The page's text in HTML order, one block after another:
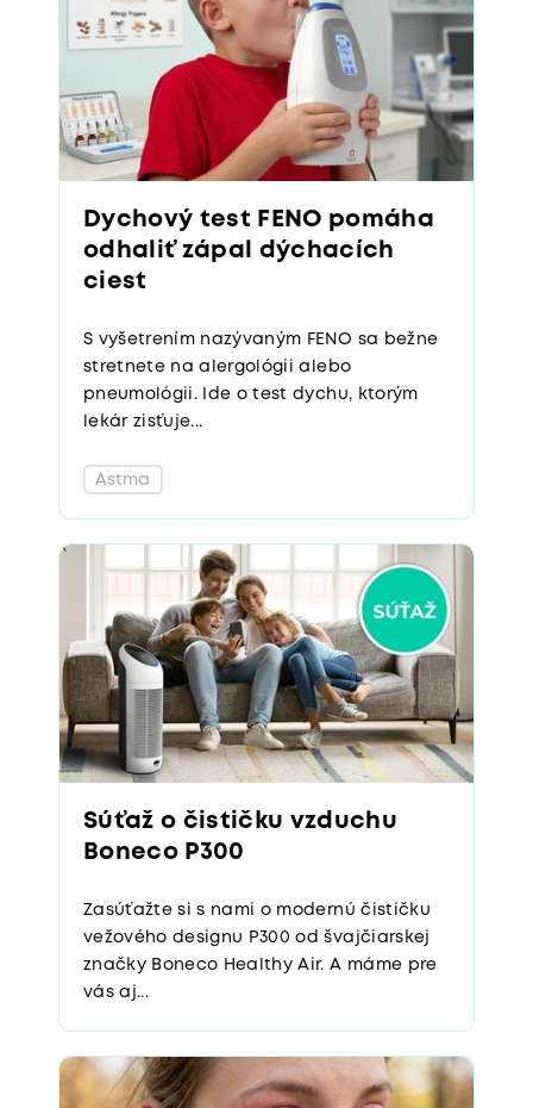
Dychový test FENO pomáha
odhaliť zápal dýchacích
ciest
S vyšetrením nazývaným FENO sa bežne
stretnete na alergológii alebo
pneumológii. Ide o test dychu, ktorým
lekár zisťuje...
Astma
Súťaž o čističku vzduchu
Boneco P300
Zasúťažte si s nami o modernú čističku
vežového designu P300 od švajčiarskej
značky Boneco Healthy Air. A máme pre
vás aj...